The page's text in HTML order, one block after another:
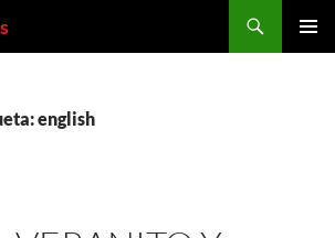
english